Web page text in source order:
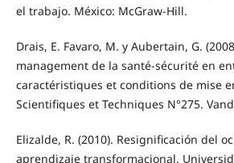
el trabajo. México: McGraw-Hill.
Drais, E. Favaro, M. y Aubertain, G.
management de la santé-sécurité en
caractéristiques et conditions de mise
Scientifiques et Techniques N°275.
Elizalde, R. (2010). Resignificación del
aprendizaje transformacional.